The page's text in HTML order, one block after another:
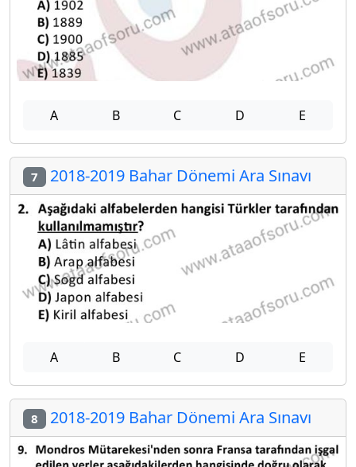
A B C D E
7 2018-2019 Bahar Dönemi Ara Sınavı
A B C D E
8 2018-2019 Bahar Dönemi Ara Sınavı